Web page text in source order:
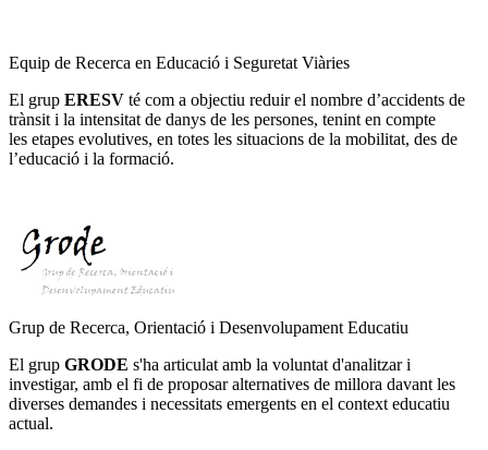
Equip de Recerca en Educació i Seguretat Viàries
El grup ERESV té com a objectiu reduir el nombre d’accidents de
trànsit i la intensitat de danys de les persones, tenint en compte
les etapes evolutives, en totes les situacions de la mobilitat, des de
l’educació i la formació.
Grup de Recerca, Orientació i Desenvolupament Educatiu
El grup GRODE s'ha articulat amb la voluntat d'analitzar i
investigar, amb el fi de proposar alternatives de millora davant les
diverses demandes i necessitats emergents en el context educatiu
actual.